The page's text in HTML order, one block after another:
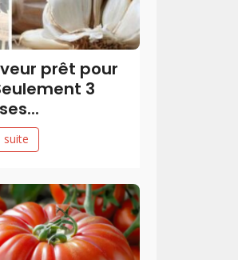
prêt pour
3
suite